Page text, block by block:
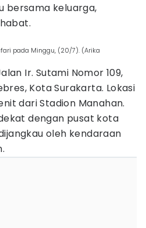
bersama keluarga,
pada Minggu, (20/7). (Arika
Ir. Sutami Nomor 109,
Kota Surakarta. Lokasi
dari Stadion Manahan.
dengan pusat kota
oleh kendaraan